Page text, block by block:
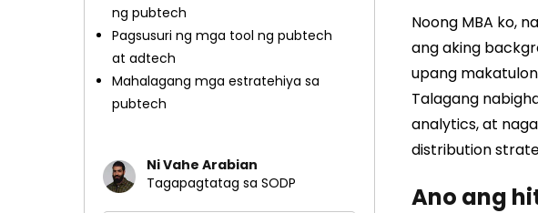
ng pubtech
Pagsusuri ng mga tool ng pubtech
at adtech
Mahalagang mga estratehiya sa
pubtech
Ni Vahe Arabian
Tagapagtatag sa SODP
Noong MBA ko,
ang aking
upang
Talagang
analytics, at
distribution
Ano ang